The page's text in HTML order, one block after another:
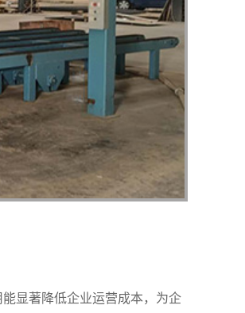
显著降低企业运营成本，为企